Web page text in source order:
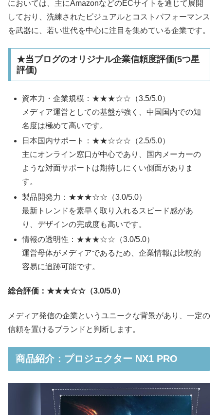
においては、主にAmazonなどのECサイトを通じて展開
しており、洗練されたビジュアルとコストパフォーマンス
を武器に、若い世代を中心に注目を集めている企業です。
★当ブログのオリジナル企業信頼度評価(5つ星
評価)
資本力・企業規模：★★★☆☆（3.5/5.0）
メディア運営としての基盤が強く、中国国内での知
名度は極めて高いです。
日本国内サポート：★★☆☆☆（2.5/5.0）
主にオンライン窓口が中心であり、国内メーカーの
ような対面サポートは期待しにくい側面がありま
す。
製品開発力：★★★☆☆（3.0/5.0）
最新トレンドを素早く取り入れるスピード感があ
り、デザインの完成度も高いです。
情報の透明性：★★★☆☆（3.0/5.0）
運営母体がメディアであるため、企業情報は比較的
容易に追跡可能です。
総合評価：★★★☆☆（3.0/5.0）
メディア発信の企業というユニークな背景があり、一定の
信頼を置けるブランドと判断します。
商品紹介：プロジェクター NX1 PRO